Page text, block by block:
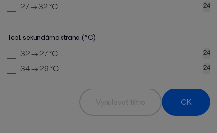
27 → 32°C 24
Tepl. sekundárna strana (°C)
32 → 27°C 24
34 → 29°C 24
Vynulovať filtre OK